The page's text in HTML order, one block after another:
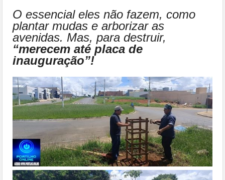
O essencial eles não fazem, como
plantar mudas e arborizar as
avenidas. Mas, para destruir,
“merecem até placa de
inauguração”!